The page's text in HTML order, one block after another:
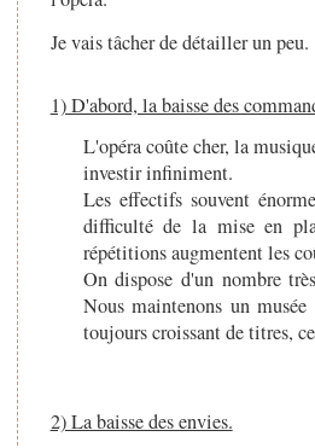
Je vais tâcher de détailler un peu.
1) D'abord, la baisse des
L'opéra coûte cher, la
investir infiniment.
Les effectifs souvent
difficulté de la mise en
répétitions augmentent les
On dispose d'un nombre
Nous maintenons un
toujours croissant de titres,
2) La baisse des envies.